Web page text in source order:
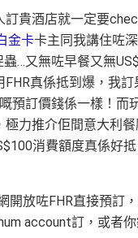
貴酒店就一定要
金卡卡主同我講住咗
蟲…又無咗早餐又無
真係抵到爆，我
預訂價錢係一樣！而
極力推介佢間意大利
消費額度真係好
開放咗FHR直接預訂
account訂，或者